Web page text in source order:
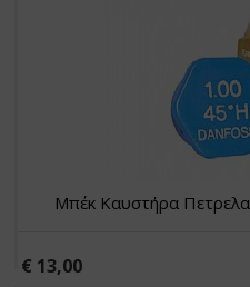
Μπέκ Καυστήρα
€ 13,00